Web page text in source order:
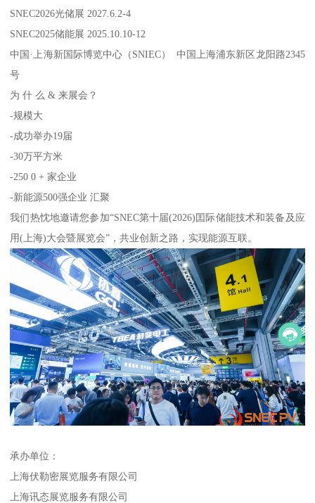
SNEC2026光储展 2027.6.2-4
SNEC2025储能展 2025.10.10-12
中国·上海新国际博览中心（SNIEC） 中国上海浦东新区龙阳路2345
号
为 什 么 & 来展会？
-规模大
-成功举办19届
-30万平方米
-250 0 + 家企业
-新能源500强企业 汇聚
我们热忱地邀请您参加“SNEC第十届(2026)囯际储能技术和装备及应
用(上海)大会暨展览会”，共业创新之路，实现能源互联。
承办单位：
上海伏勒密展览服务有限公司
上海讯态展览服务有限公司